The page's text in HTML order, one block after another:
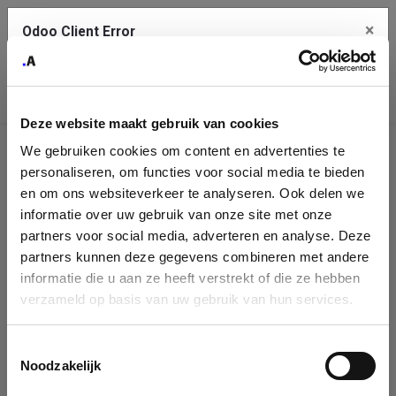
Deze website maakt gebruik van cookies
We gebruiken cookies om content en advertenties te
personaliseren, om functies voor social media te bieden
en om ons websiteverkeer te analyseren. Ook delen we
informatie over uw gebruik van onze site met onze
partners voor social media, adverteren en analyse. Deze
partners kunnen deze gegevens combineren met andere
informatie die u aan ze heeft verstrekt of die ze hebben
verzameld op basis van uw gebruik van hun services.
Noodzakelijk
Company
Identification
Please fill in your company details
You can search a company in our database by name, VAT or
enterprise ID. When a company is selected it will auto-complete the
form. If you don't find your company in our database, you can create
Odoo Client Error ×
service.
See details
Ok